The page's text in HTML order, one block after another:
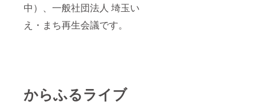
中）、一般社団法人 埼玉い
え・まち再生会議です。
からふるライブ